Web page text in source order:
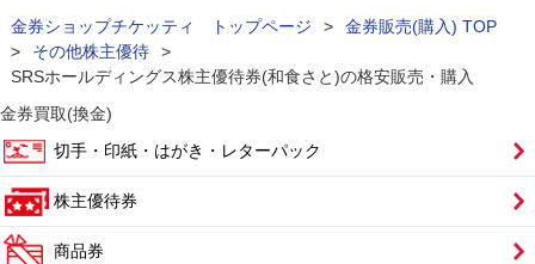
金券ショップチケッティ トップページ >
金券販売(購入) TOP
>
その他株主優待
>
SRSホールディングス株主優待券(和食さと)の格安販売・購入
金券買取(換金)
切手・印紙・はがき・レターパック
株主優待券
商品券